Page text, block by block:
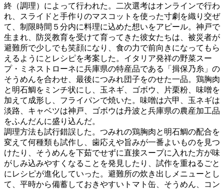
終（調理）によって行われた。二次選考はオンラインで行わ
れ、スライドと手作りのマスコットを使った寸劇を織り交ぜ
て、制限時間５分内に料理に込めた想いをアピール。神戸で
生まれ、防災教育を受けて育ってきた彼女たちは、被災者が
避難所で少しでも笑顔になり、食の力で前向きになってもら
えるようにとレシピを考案した。イタリア発祥の野菜スー
プ・ミネストローネに兵庫県の特産品である「揖保乃糸」の
そうめんを合わせ、最後につみれ団子をのせた一品。鶏胸肉
と明石鯛をミンチ状にし、玉ネギ、ゴボウ、片栗粉、味噌を
加えて成形し、フライパンで焼いた。味噌は六甲、玉ネギは
淡路、キャベツは神戸、ゴボウは丹波と兵庫県の農産加工品
をふんだんに盛り込んだ。
調理方法も試行錯誤した。つみれの鶏胸肉と明石鯛の配合を
変えて何種類も試作し、歯応えや旨みが一番よいものを見つ
けたり、そうめんを下茹でせずに直接スープに入れた方が味
がしみ込みやすくなることを発見したり、試作を重ねるごと
にレシピが進化していった。避難所の炊き出しメニューとし
て、平時から備蓄しておきやすいトマト缶、そうめん、コン